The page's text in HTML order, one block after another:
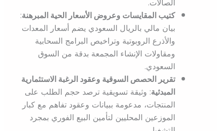
كتيب المقايسات وعروض الأسعار الحية المبرهنة:
بيان مالي بالريال السعودي يضم أسعار المعدات
والأذرع الروبوتية وتراخيص البرامج السحابية
ومقاولات الإنشاء المجمعة بدقة من السوق
السعودي.
تقرير الحصص السوقية وعقود الرغبة الاستثمارية
المبدئية: وثيقة تسويقية ترصد حجم الطلب على
المنتجات، مدعومة ببيانات وعقود تفاهم مع كبار
الموزعين المحليين لتأمين البيع الفوري بمجرد